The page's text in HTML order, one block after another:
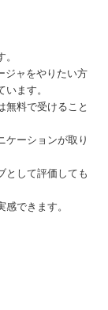
ジャをやりたい方
ます。
無料で受けること
ケーションが取り
として評価しても
できます。